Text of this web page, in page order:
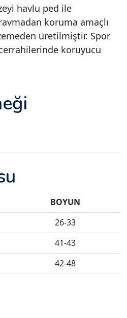
havlu ped ile
koruma amaçlı
üretilmiştir. Spor
koruyucu
BOYUN
26-33
41-43
42-48